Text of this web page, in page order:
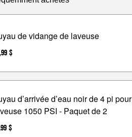
de vidange de laveuse
$
d’arrivée d’eau noir de 4 pi pour
1050 PSI - Paquet de 2
$